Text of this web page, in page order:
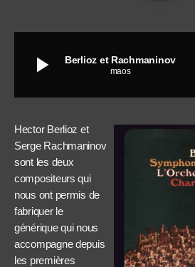
play_arrow Berlioz et Rachmaninov
maos
Hector Berlioz et
Serge Rachmaninov
sont les deux
compositeurs qui
nous ont permis de
fabriquer le
générique qui nous
accompagne depuis
les premières